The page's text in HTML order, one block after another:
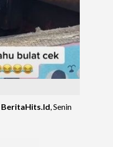
BeritaHits.Id , Senin